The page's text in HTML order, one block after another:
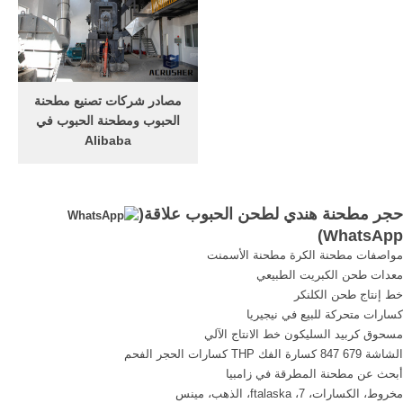
الحصول على السعر
مصادر شركات تصنيع مطحنة
الحبوب ومطحنة الحبوب في
Alibaba
هذه المحدثة. مطحنة الحبوب لاحجر مطحنة هندي لطحن الحبوب علاقة(
WhatsApp
)
مواصفات مطحنة الكرة مطحنة الأسمنت
معدات طحن الكبريت الطبيعي
خط إنتاج طحن الكلنكر
كسارات متحركة للبيع في نيجيريا
مسحوق كربيد السليكون خط الانتاج الآلي
الشاشة 679 847 كسارة الفك THP كسارات الحجر الفحم
أبحث عن مطحنة المطرقة في زامبيا
مخروط، الكسارات، 7، ftalaska، الذهب، مينس